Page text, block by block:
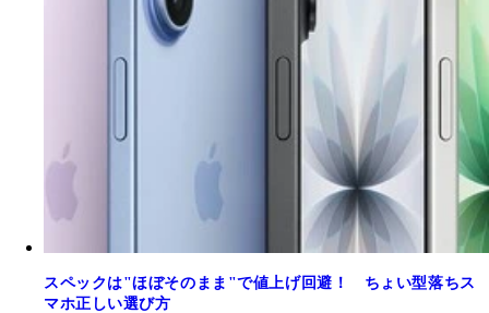
スペックは"ほぼそのまま"で値上げ回避！ ちょい型落ちス
マホ正しい選び方